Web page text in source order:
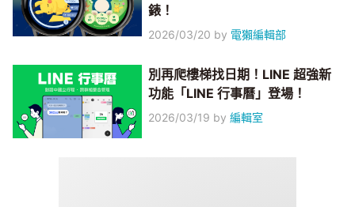
錶！
2026/03/20 by 電獺編輯部
別再爬樓梯找日期！LINE 超強新
功能「LINE 行事曆」登場！
2026/03/19 by編輯室